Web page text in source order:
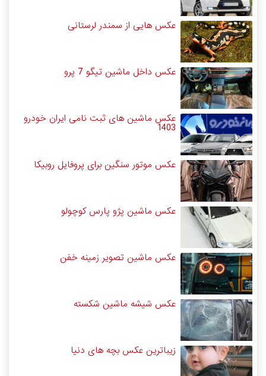
عکس هایی از سمندر لرستانی
عکس داخل ماشین تیگو 7 پرو
عکس ماشین های ثبت نامی ایران خودرو
1403
عکس موتور سنگین برای پروفایل روبیکا
عکس ماشین پژو پارس کوچولو
عکس ماشین تصویر زمینه خفن
عکس شیشه ماشین شکسته
زیباترین عکس بچه های دنیا